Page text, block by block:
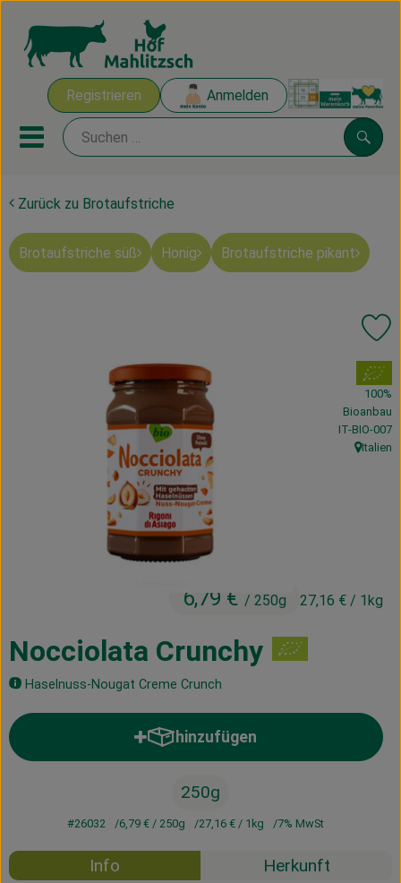
Registrieren Anmelden
Mobiles Menu öffnen oder
Ökokisten
Mahlitzscher Produkte
Obst & Gemüse
Vorratskammer
Haus, Garten & Co.
Lieferservice
Neues vom Hof
Blog
Zurück zu Brotaufstriche
Brotaufstriche süß Honig Brotaufstriche pikant
Nocciolata Crunchy
Haselnuss-Nougat Creme Crunch
6,79 € / 250g 27,16 € / 1kg
, Verband:
100%
Bioanbau
,IT-BIO-007
,
Italien
hinzufügen
Produkt zum Warenkorb
250g
#26032 6,79 €/ 250g 27,16 €/ 1kg 7% MwSt
Info Herkunft